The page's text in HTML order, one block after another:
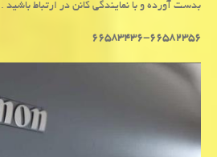
بدست آورده و با نمایندگی کانن در ارتباط باشید .
۶۶۵۸۳۴۳۶-۶۶۵۸۲۳۵۶